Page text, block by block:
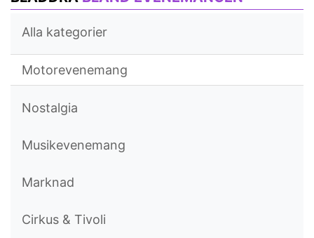
Alla kategorier
Motorevenemang
Nostalgia
Musikevenemang
Marknad
Cirkus & Tivoli